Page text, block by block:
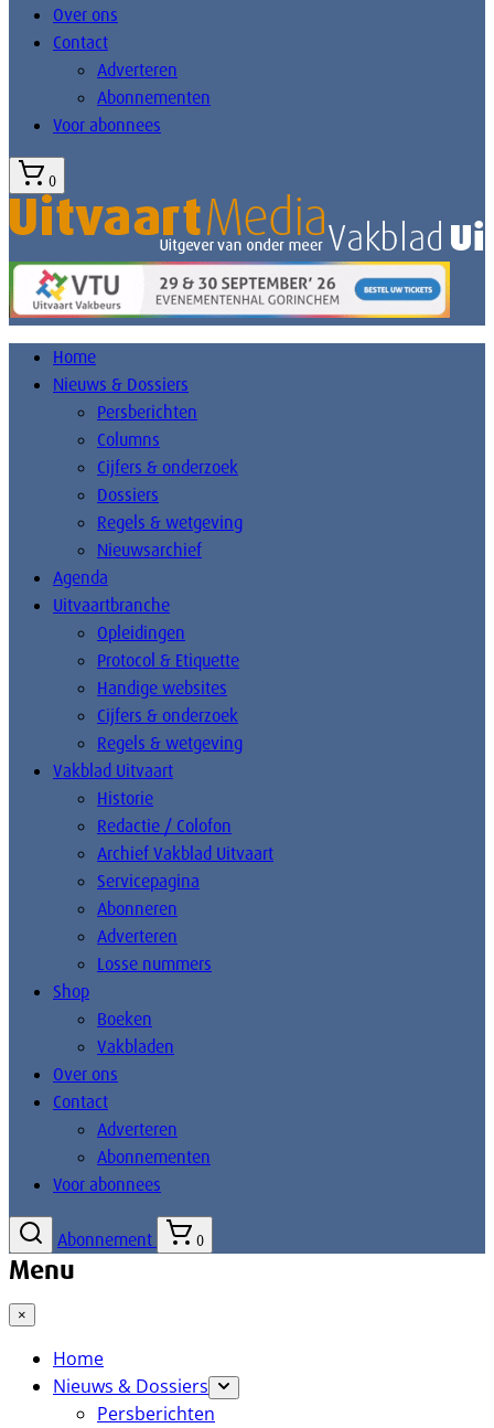
Over ons
Contact
Adverteren
Abonnementen
Voor abonnees
0
Home
Nieuws & Dossiers
Persberichten
Columns
Cijfers & onderzoek
Dossiers
Regels & wetgeving
Nieuwsarchief
Agenda
Uitvaartbranche
Opleidingen
Protocol & Etiquette
Handige websites
Cijfers & onderzoek
Regels & wetgeving
Vakblad Uitvaart
Historie
Redactie / Colofon
Archief Vakblad Uitvaart
Servicepagina
Abonneren
Adverteren
Losse nummers
Shop
Boeken
Vakbladen
Over ons
Contact
Adverteren
Abonnementen
Voor abonnees
Abonnement 0
Menu
×
Home
Nieuws & Dossiers
Persberichten